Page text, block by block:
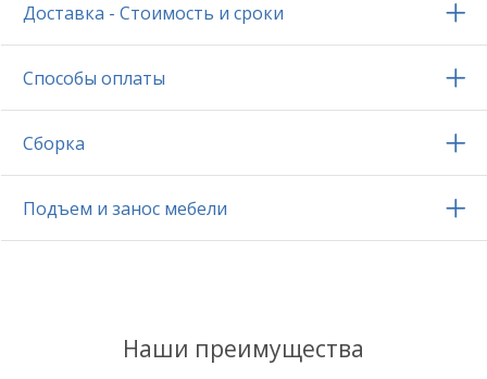
Доставка - Стоимость и сроки
Способы оплаты
Сборка
Подъем и занос мебели
Наши преимущества